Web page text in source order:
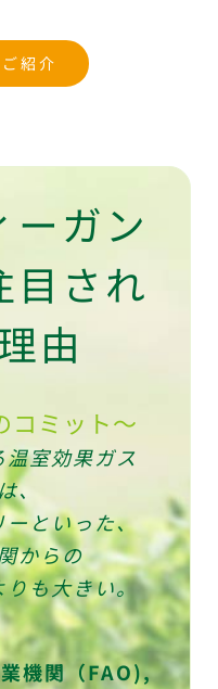
紹介
ーガン
目され
由
コミット～
室効果ガス
、
といった、
からの
も大きい。
機関（FAO),
コミット～
地球の土地
用。
使用してい
の最も大き
る。
ット～
臓病、高コ
高血圧、
を低下させ
栄養価も十
る。
ット～
、ブタ、ト
万。
畜産」とい
的。
計(2016年度)
ミット～
、10kgの穀
り、
家畜の餌に
。
タンパク質
している。